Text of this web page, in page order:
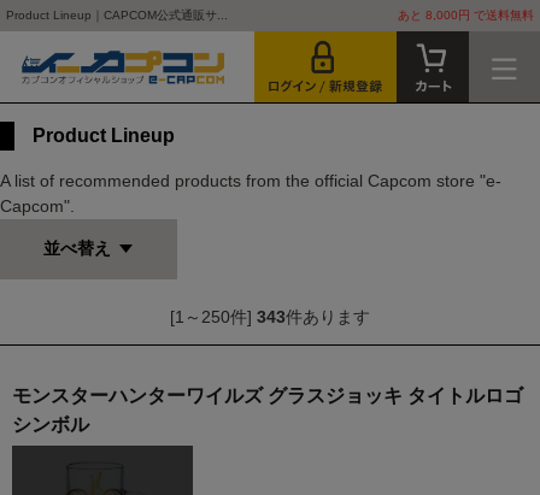
Product Lineup｜CAPCOM公式通販サ... あと 8,000円 で送料無料
Product Lineup
A list of recommended products from the official Capcom store "e-
Capcom".
並べ替え
[1～250件] 343件あります
モンスターハンターワイルズ グラスジョッキ タイトルロゴ
シンボル